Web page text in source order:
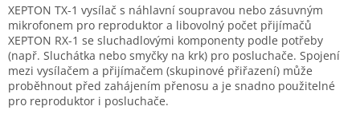
XEPTON TX-1 vysílač s náhlavní soupravou nebo zásuvným
mikrofonem pro reproduktor a libovolný počet přijímačů
XEPTON RX-1 se sluchadlovými komponenty podle potřeby
(např. Sluchátka nebo smyčky na krk) pro posluchače. Spojení
mezi vysílačem a přijímačem (skupinové přiřazení) může
proběhnout před zahájením přenosu a je snadno použitelné
pro reproduktor i posluchače.